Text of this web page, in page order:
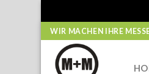
Skip
content
WIR MACHEN IHRE